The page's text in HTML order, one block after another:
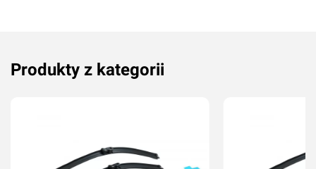
Przyznaj ocenę:
Imię i nazwisko*
Produkty z kategorii